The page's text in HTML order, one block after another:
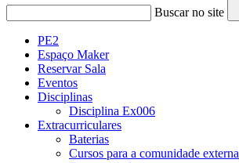
Buscar no site
PE2
Espaço Maker
Reservar Sala
Eventos
Disciplinas
Disciplina Ex006
Extracurriculares
Baterias
Cursos para a comunidade externa